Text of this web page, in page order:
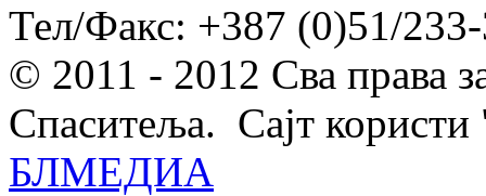
Тел/Факс: +387 (0)51/
© 2011 - 2012 Сва права
Спаситеља. Сајт
БЛМЕДИА